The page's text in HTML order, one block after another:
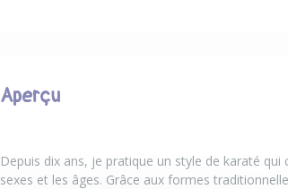
Aperçu
Depuis dix ans, je pratique un style de karaté
sexes et les âges. Grâce aux formes